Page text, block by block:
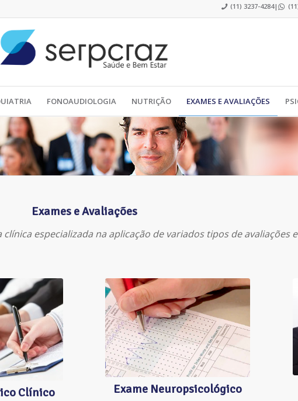
(11) 3237-4284|
FONOAUDIOLOGIA NUTRIÇÃO EXAMES E AVALIAÇÕES
Exames e Avaliações
especializada na aplicação de variados tipos de avaliações
Clínico
EXAME
NEUROPSICOLÓGICO
Exame Neuropsicológico